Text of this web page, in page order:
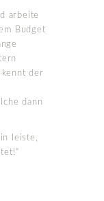
arbeite
Budget
der
dann
leiste,